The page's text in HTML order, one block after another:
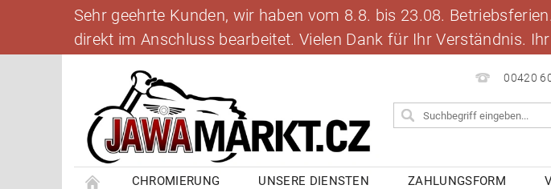
Sehr geehrte Kunden, wir haben vom 8.8. bis 23.08.
direkt im Anschluss bearbeitet. Vielen Dank für Ihr Verständnis.
00420
CHROMIERUNG UNSERE DIENSTEN ZAHLUNGSFORM